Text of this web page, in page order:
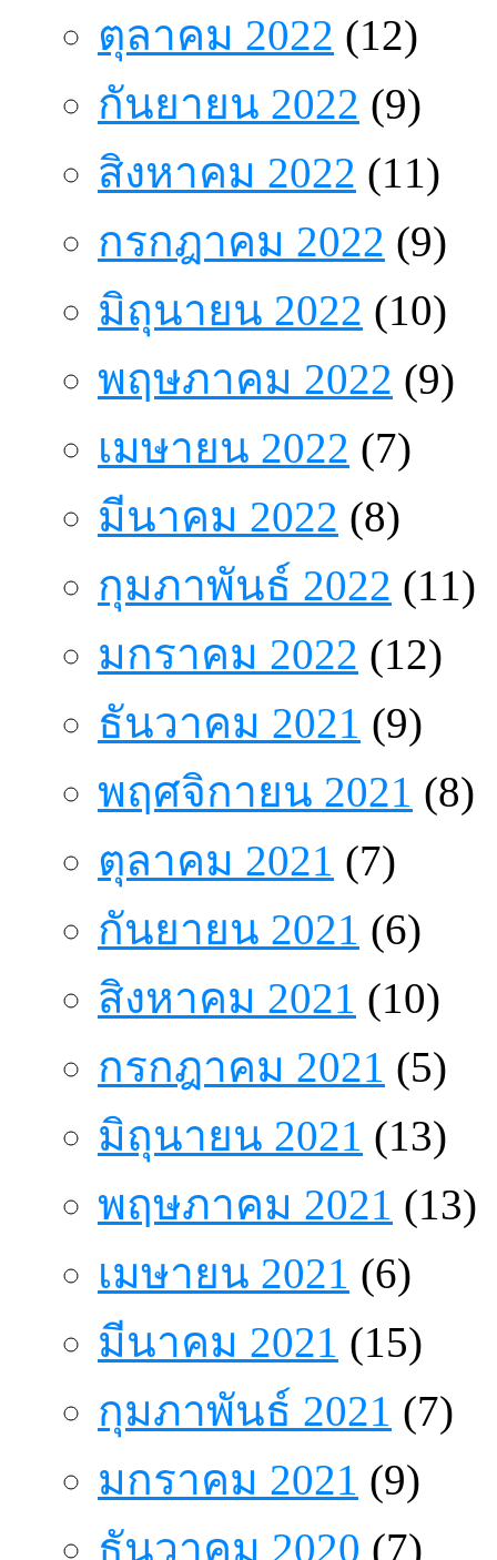
ตุลาคม 2022 (12)
กันยายน 2022 (9)
สิงหาคม 2022 (11)
กรกฎาคม 2022 (9)
มิถุนายน 2022 (10)
พฤษภาคม 2022 (9)
เมษายน 2022 (7)
มีนาคม 2022 (8)
กุมภาพันธ์ 2022 (11)
มกราคม 2022 (12)
ธันวาคม 2021 (9)
พฤศจิกายน 2021 (8)
ตุลาคม 2021 (7)
กันยายน 2021 (6)
สิงหาคม 2021 (10)
กรกฎาคม 2021 (5)
มิถุนายน 2021 (13)
พฤษภาคม 2021 (13)
เมษายน 2021 (6)
มีนาคม 2021 (15)
กุมภาพันธ์ 2021 (7)
มกราคม 2021 (9)
ธันวาคม 2020 (7)